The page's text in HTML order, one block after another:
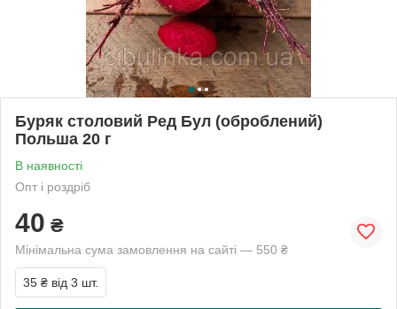
Буряк столовий Ред Бул (оброблений)
Польша 20 г
В наявності
Опт і роздріб
40 ₴
Мінімальна сума замовлення на сайті — 550 ₴
35 ₴ від 3 шт.